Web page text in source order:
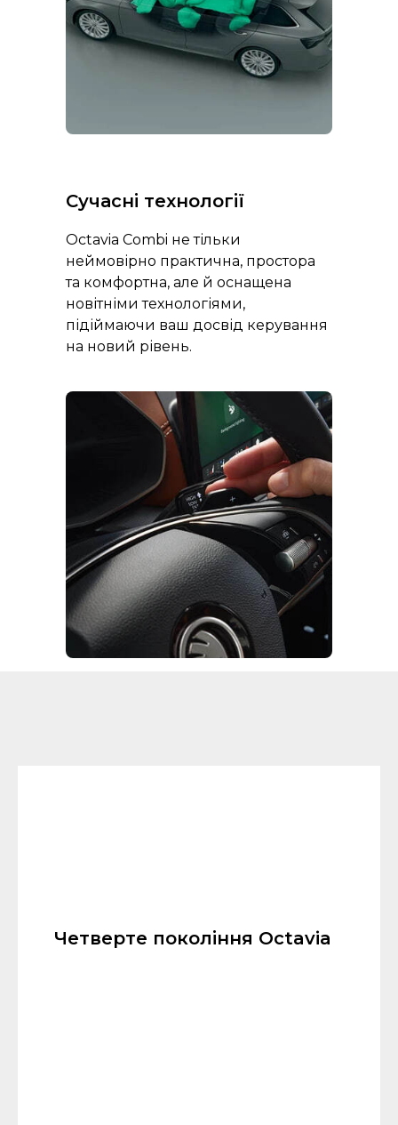
Сучасні технології
Octavia Combi не тільки
неймовірно практична, простора
та комфортна, але й оснащена
новітніми технологіями,
підіймаючи ваш досвід керування
на новий рівень.
Четверте покоління Octavia